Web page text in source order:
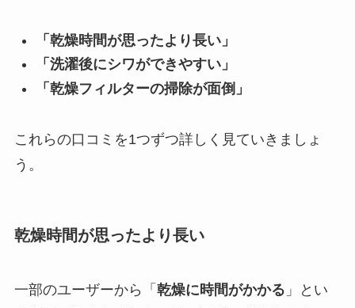
「乾燥時間が思ったより長い」
「洗濯後にシワができやすい」
「乾燥フィルターの掃除が面倒」
これらの口コミを1つずつ詳しく見ていきましょ
う。
乾燥時間が思ったより長い
一部のユーザーから「 乾燥に時間がかかる 」とい